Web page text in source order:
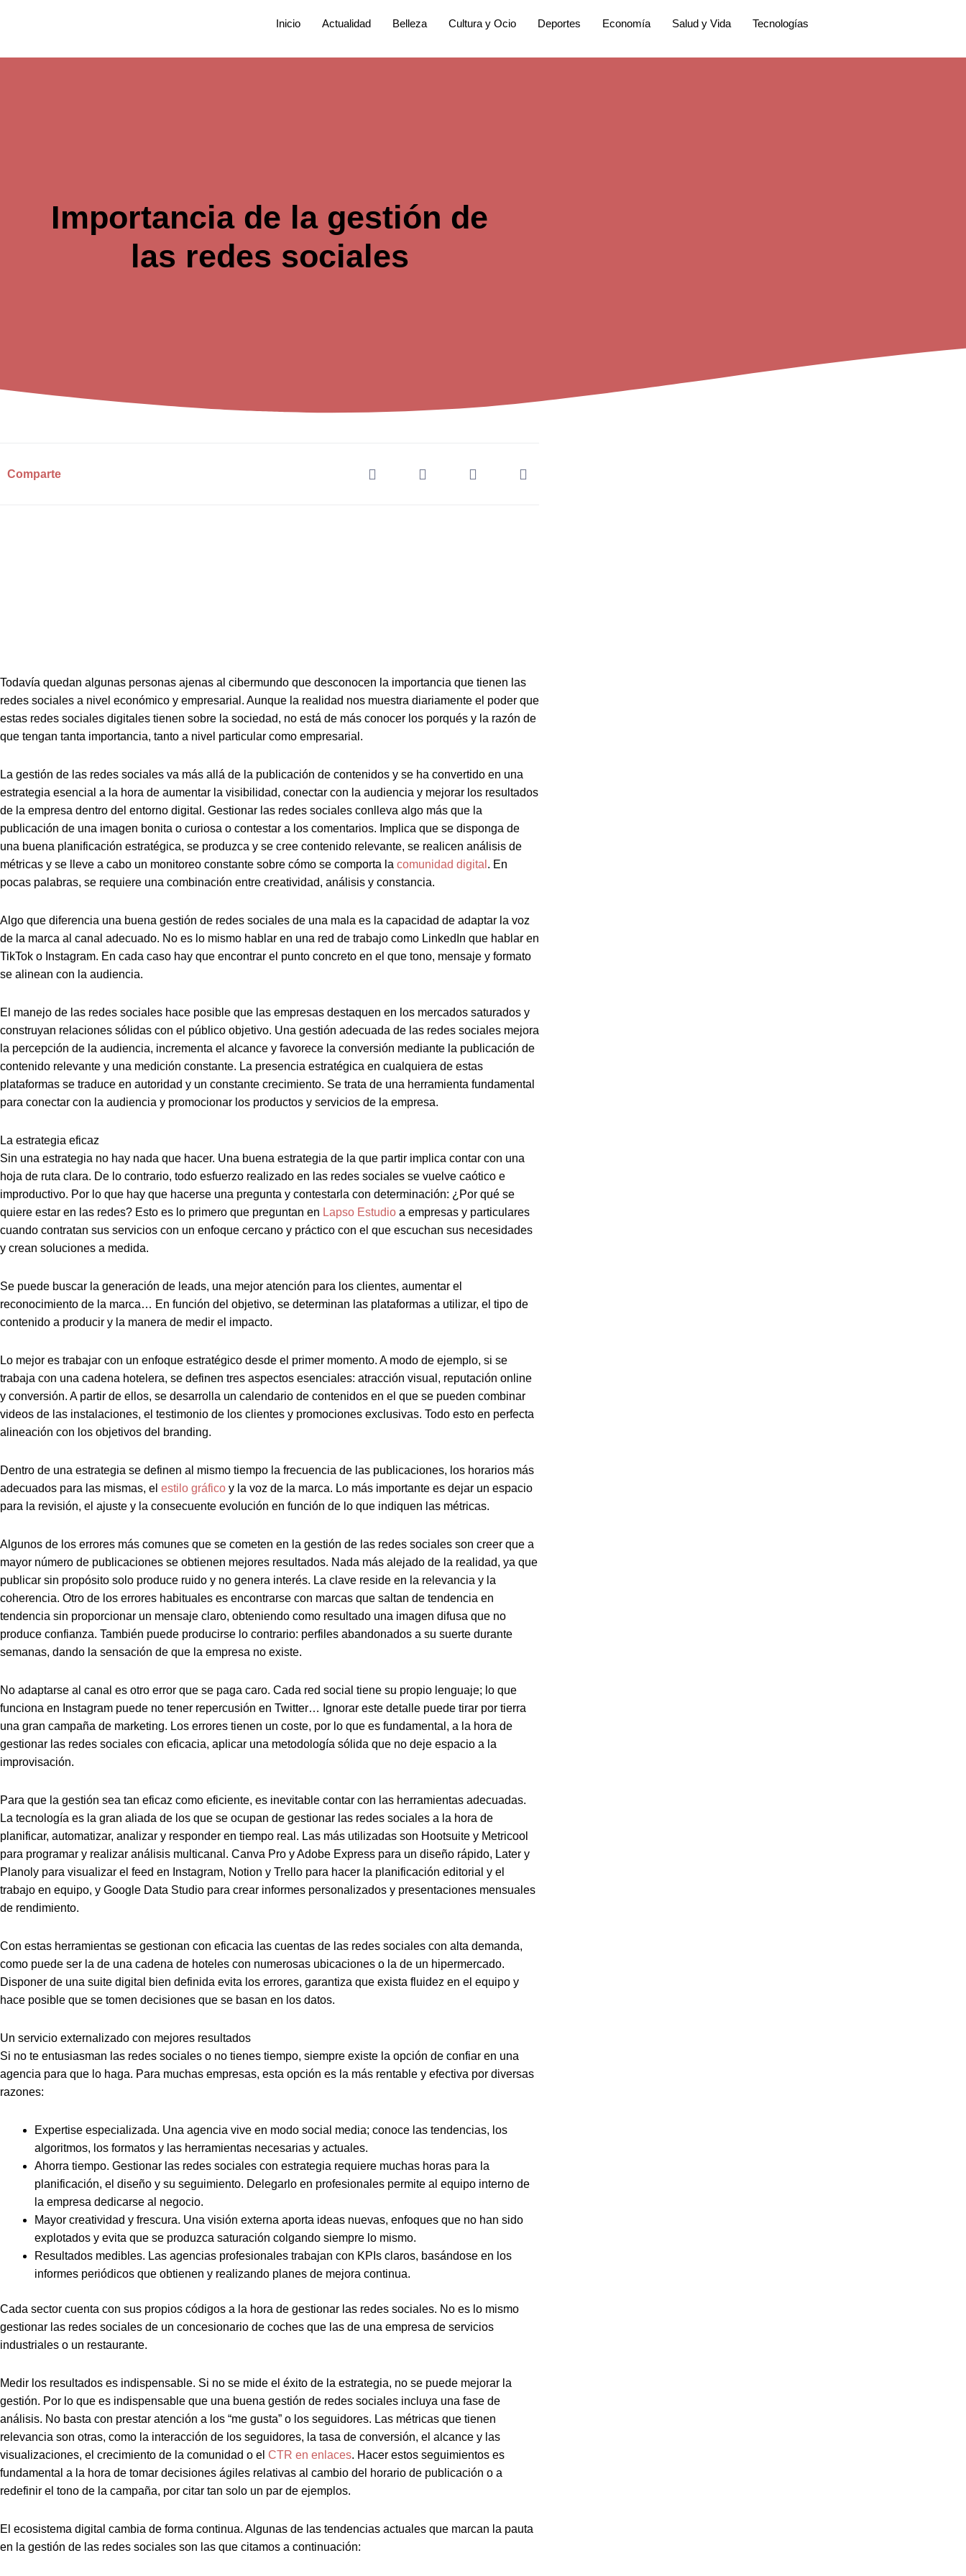
Inicio Actualidad Belleza Cultura y Ocio Deportes Economía Salud y Vida Tecnologías
Importancia de la gestión de
las redes sociales
Comparte
Todavía quedan algunas personas ajenas al cibermundo que desconocen la importancia que tienen las
redes sociales a nivel económico y empresarial. Aunque la realidad nos muestra diariamente el poder que
estas redes sociales digitales tienen sobre la sociedad, no está de más conocer los porqués y la razón de
que tengan tanta importancia, tanto a nivel particular como empresarial.
La gestión de las redes sociales va más allá de la publicación de contenidos y se ha convertido en una
estrategia esencial a la hora de aumentar la visibilidad, conectar con la audiencia y mejorar los resultados
de la empresa dentro del entorno digital. Gestionar las redes sociales conlleva algo más que la
publicación de una imagen bonita o curiosa o contestar a los comentarios. Implica que se disponga de
una buena planificación estratégica, se produzca y se cree contenido relevante, se realicen análisis de
métricas y se lleve a cabo un monitoreo constante sobre cómo se comporta la comunidad digital . En
pocas palabras, se requiere una combinación entre creatividad, análisis y constancia.
Algo que diferencia una buena gestión de redes sociales de una mala es la capacidad de adaptar la voz
de la marca al canal adecuado. No es lo mismo hablar en una red de trabajo como LinkedIn que hablar en
TikTok o Instagram. En cada caso hay que encontrar el punto concreto en el que tono, mensaje y formato
se alinean con la audiencia.
El manejo de las redes sociales hace posible que las empresas destaquen en los mercados saturados y
construyan relaciones sólidas con el público objetivo. Una gestión adecuada de las redes sociales mejora
la percepción de la audiencia, incrementa el alcance y favorece la conversión mediante la publicación de
contenido relevante y una medición constante. La presencia estratégica en cualquiera de estas
plataformas se traduce en autoridad y un constante crecimiento. Se trata de una herramienta fundamental
para conectar con la audiencia y promocionar los productos y servicios de la empresa.
La estrategia eficaz
Sin una estrategia no hay nada que hacer. Una buena estrategia de la que partir implica contar con una
hoja de ruta clara. De lo contrario, todo esfuerzo realizado en las redes sociales se vuelve caótico e
improductivo. Por lo que hay que hacerse una pregunta y contestarla con determinación: ¿Por qué se
quiere estar en las redes? Esto es lo primero que preguntan en Lapso Estudio a empresas y particulares
cuando contratan sus servicios con un enfoque cercano y práctico con el que escuchan sus necesidades
y crean soluciones a medida.
Se puede buscar la generación de leads, una mejor atención para los clientes, aumentar el
reconocimiento de la marca… En función del objetivo, se determinan las plataformas a utilizar, el tipo de
contenido a producir y la manera de medir el impacto.
Lo mejor es trabajar con un enfoque estratégico desde el primer momento. A modo de ejemplo, si se
trabaja con una cadena hotelera, se definen tres aspectos esenciales: atracción visual, reputación online
y conversión. A partir de ellos, se desarrolla un calendario de contenidos en el que se pueden combinar
videos de las instalaciones, el testimonio de los clientes y promociones exclusivas. Todo esto en perfecta
alineación con los objetivos del branding.
Dentro de una estrategia se definen al mismo tiempo la frecuencia de las publicaciones, los horarios más
adecuados para las mismas, el estilo gráfico y la voz de la marca. Lo más importante es dejar un espacio
para la revisión, el ajuste y la consecuente evolución en función de lo que indiquen las métricas.
Algunos de los errores más comunes que se cometen en la gestión de las redes sociales son creer que a
mayor número de publicaciones se obtienen mejores resultados. Nada más alejado de la realidad, ya que
publicar sin propósito solo produce ruido y no genera interés. La clave reside en la relevancia y la
coherencia. Otro de los errores habituales es encontrarse con marcas que saltan de tendencia en
tendencia sin proporcionar un mensaje claro, obteniendo como resultado una imagen difusa que no
produce confianza. También puede producirse lo contrario: perfiles abandonados a su suerte durante
semanas, dando la sensación de que la empresa no existe.
No adaptarse al canal es otro error que se paga caro. Cada red social tiene su propio lenguaje; lo que
funciona en Instagram puede no tener repercusión en Twitter… Ignorar este detalle puede tirar por tierra
una gran campaña de marketing. Los errores tienen un coste, por lo que es fundamental, a la hora de
gestionar las redes sociales con eficacia, aplicar una metodología sólida que no deje espacio a la
improvisación.
Para que la gestión sea tan eficaz como eficiente, es inevitable contar con las herramientas adecuadas.
La tecnología es la gran aliada de los que se ocupan de gestionar las redes sociales a la hora de
planificar, automatizar, analizar y responder en tiempo real. Las más utilizadas son Hootsuite y Metricool
para programar y realizar análisis multicanal. Canva Pro y Adobe Express para un diseño rápido, Later y
Planoly para visualizar el feed en Instagram, Notion y Trello para hacer la planificación editorial y el
trabajo en equipo, y Google Data Studio para crear informes personalizados y presentaciones mensuales
de rendimiento.
Con estas herramientas se gestionan con eficacia las cuentas de las redes sociales con alta demanda,
como puede ser la de una cadena de hoteles con numerosas ubicaciones o la de un hipermercado.
Disponer de una suite digital bien definida evita los errores, garantiza que exista fluidez en el equipo y
hace posible que se tomen decisiones que se basan en los datos.
Un servicio externalizado con mejores resultados
Si no te entusiasman las redes sociales o no tienes tiempo, siempre existe la opción de confiar en una
agencia para que lo haga. Para muchas empresas, esta opción es la más rentable y efectiva por diversas
razones:
Expertise especializada. Una agencia vive en modo social media; conoce las tendencias, los
algoritmos, los formatos y las herramientas necesarias y actuales.
Ahorra tiempo. Gestionar las redes sociales con estrategia requiere muchas horas para la
planificación, el diseño y su seguimiento. Delegarlo en profesionales permite al equipo interno de
la empresa dedicarse al negocio.
Mayor creatividad y frescura. Una visión externa aporta ideas nuevas, enfoques que no han sido
explotados y evita que se produzca saturación colgando siempre lo mismo.
Resultados medibles. Las agencias profesionales trabajan con KPIs claros, basándose en los
informes periódicos que obtienen y realizando planes de mejora continua.
Cada sector cuenta con sus propios códigos a la hora de gestionar las redes sociales. No es lo mismo
gestionar las redes sociales de un concesionario de coches que las de una empresa de servicios
industriales o un restaurante.
Medir los resultados es indispensable. Si no se mide el éxito de la estrategia, no se puede mejorar la
gestión. Por lo que es indispensable que una buena gestión de redes sociales incluya una fase de
análisis. No basta con prestar atención a los “me gusta” o los seguidores. Las métricas que tienen
relevancia son otras, como la interacción de los seguidores, la tasa de conversión, el alcance y las
visualizaciones, el crecimiento de la comunidad o el CTR en enlaces. Hacer estos seguimientos es
fundamental a la hora de tomar decisiones ágiles relativas al cambio del horario de publicación o a
redefinir el tono de la campaña, por citar tan solo un par de ejemplos.
El ecosistema digital cambia de forma continua. Algunas de las tendencias actuales que marcan la pauta
en la gestión de las redes sociales son las que citamos a continuación: